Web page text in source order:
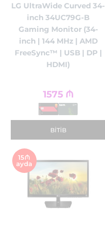
LG UltraWide Curved 34-
inch 34UC79G-B
Gaming Monitor (34-
inch | 144 MHz | AMD
FreeSync™ | USB | DP |
HDMI)
1575 ₼
BITIB
15₼
ayda